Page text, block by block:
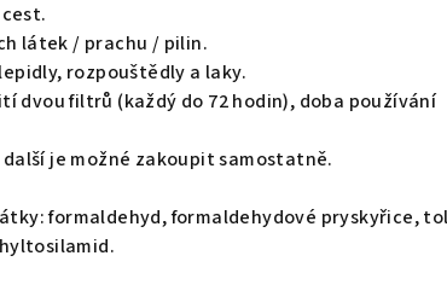
látek / prachu / pilin.
rozpouštědly a laky.
dvou filtrů (každý do 72 hodin), doba používání
je možné zakoupit samostatně.
formaldehyd, formaldehydové pryskyřice,